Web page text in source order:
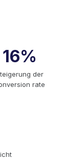
16%
der
rate